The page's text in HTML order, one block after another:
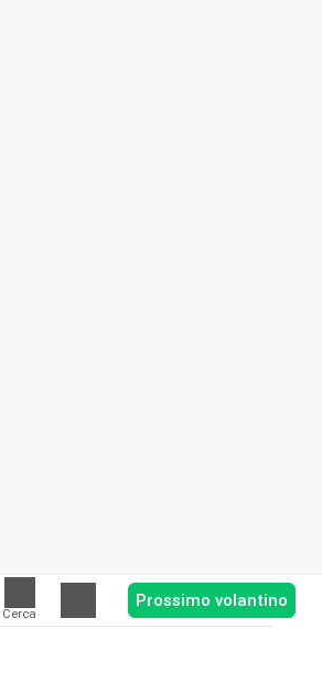
Cerca
Prossimo volantino